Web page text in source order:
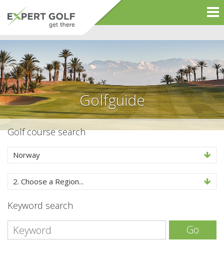
Golfguide
Golf course search
Norway
2. Choose a Region...
Keyword search
Go